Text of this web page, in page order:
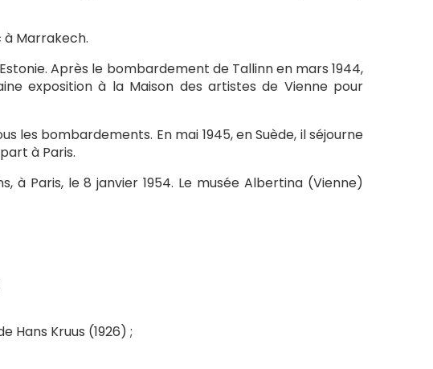
à Marrakech.
Après le bombardement de Tallinn en mars 1944,
exposition à la Maison des artistes de Vienne pour
les bombardements. En mai 1945, en Suède, il séjourne
à Paris.
à Paris, le 8 janvier 1954. Le musée Albertina (Vienne)
Hans Kruus (1926) ;